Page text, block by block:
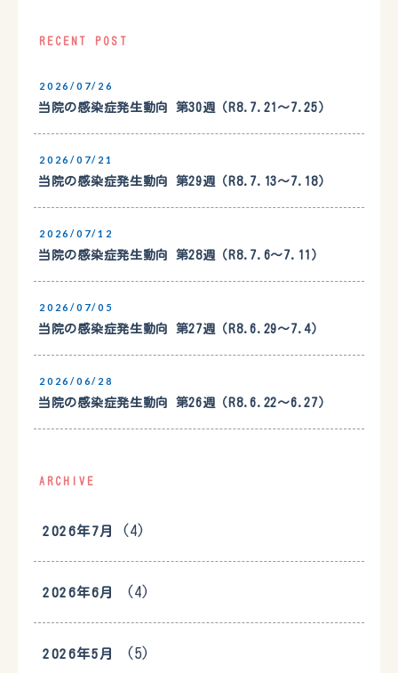
RECENT POST
2026/07/26
当院の感染症発生動向 第30週（R8.7.21〜7.25）
2026/07/21
当院の感染症発生動向 第29週（R8.7.13〜7.18）
2026/07/12
当院の感染症発生動向 第28週（R8.7.6〜7.11）
2026/07/05
当院の感染症発生動向 第27週（R8.6.29〜7.4）
2026/06/28
当院の感染症発生動向 第26週（R8.6.22〜6.27）
ARCHIVE
2026年7月 (4)
2026年6月 (4)
2026年5月 (5)